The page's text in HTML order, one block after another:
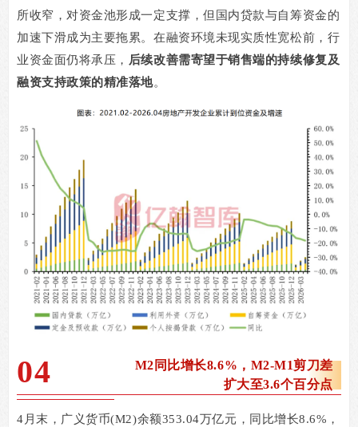
所收窄，对资金池形成一定支撑，但国内贷款与自筹资金的
加速下滑成为主要拖累。在融资环境未现实质性宽松前，行
业资金面仍将承压， 后续改善需寄望于销售端的持续修复及
融资支持政策的精准落地。
04 M2 同比增长8.6%，M2-M1剪刀差
扩大至3.6个百分点
4月末，广义货币(M2)余额353.04万亿元，同比增长8.6% ，